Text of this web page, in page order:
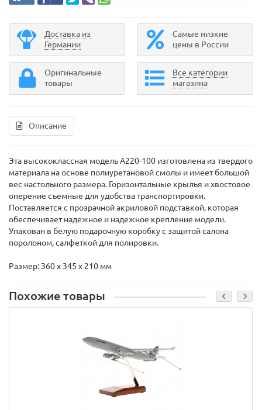
Доставка из
Германии
Самые низкие
цены в России
Оригинальные
товары
Все категории
магазина
Описание
Эта высококлассная модель A220-100 изготовлена ​​из твердого
материала на основе полиуретановой смолы и имеет большой
вес настольного размера. Горизонтальные крылья и хвостовое
оперение съемные для удобства транспортировки.
Поставляется с прозрачной акриловой подставкой, которая
обеспечивает надежное и надежное крепление модели.
Упакован в белую подарочную коробку с защитой салона
поролоном, салфеткой для полировки.
Размер: 360 х 345 х 210 мм
Похожие товары